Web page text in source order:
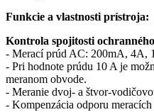
Funkcie a vlastnosti prístroja:
Kontrola spojitosti
- Merací prúd AC: 200mA, 4A,
- Pri hodnote prúdu 10 A je
meranom obvode.
- Meranie dvoj- a štvor-
- Kompenzácia odporu